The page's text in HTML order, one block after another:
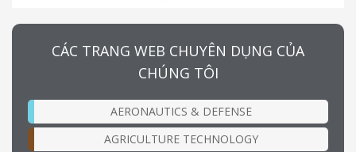
CÁC TRANG WEB CHUYÊN DỤNG CỦA
CHÚNG TÔI
AERONAUTICS & DEFENSE
AGRICULTURE TECHNOLOGY